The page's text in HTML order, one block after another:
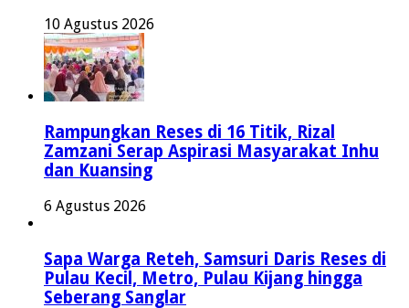
10 Agustus 2026
Rampungkan Reses di 16 Titik, Rizal
Zamzani Serap Aspirasi Masyarakat Inhu
dan Kuansing
6 Agustus 2026
Sapa Warga Reteh, Samsuri Daris Reses di
Pulau Kecil, Metro, Pulau Kijang hingga
Seberang Sanglar